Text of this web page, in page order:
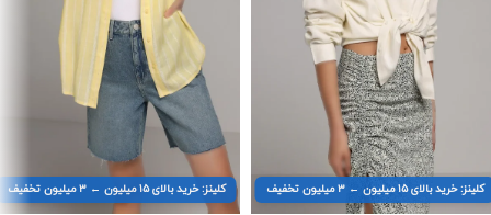
کلینز: خرید بالای ۱۵ میلیون ← ۳ میلیون تخفیف کلینز: خرید بالای ۱۵ میلیون ← ۳ میلیون تخفیف